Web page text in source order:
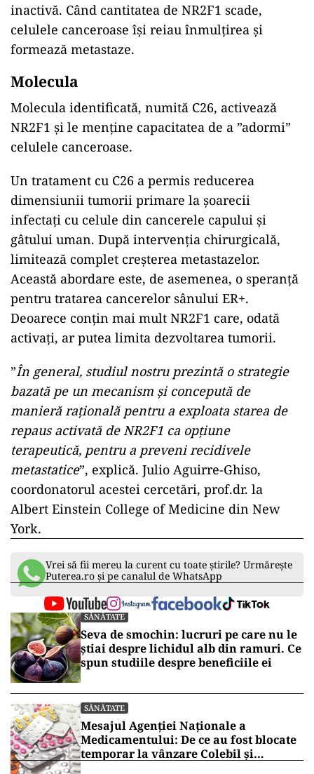
inactivă. Când cantitatea de NR2F1 scade,
celulele canceroase își reiau înmulțirea și
formează metastaze.
Molecula
Molecula identificată, numită C26, activează
NR2F1 și le menține capacitatea de a ”adormi”
celulele canceroase.
Un tratament cu C26 a permis reducerea
dimensiunii tumorii primare la șoarecii
infectați cu celule din cancerele capului și
gâtului uman. După intervenția chirurgicală,
limitează complet creșterea metastazelor.
Această abordare este, de asemenea, o speranță
pentru tratarea cancerelor sânului ER+.
Deoarece conțin mai mult NR2F1 care, odată
activați, ar putea limita dezvoltarea tumorii.
”În general, studiul nostru prezintă o strategie
bazată pe un mecanism și concepută de
manieră rațională pentru a exploata starea de
repaus activată de NR2F1 ca opțiune
terapeutică, pentru a preveni recidivele
metastatice”, explică. Julio Aguirre-Ghiso,
coordonatorul acestei cercetări, prof.dr. la
Albert Einstein College of Medicine din New
York.
Vrei să fii mereu la curent cu toate știrile? Urmărește
Puterea.ro și pe canalul de WhatsApp
SĂNĂTATE
Seva de smochin: lucruri pe care nu le
știai despre lichidul alb din ramuri. Ce
spun studiile despre beneficiile ei
SĂNĂTATE
Mesajul Agenției Naționale a
Medicamentului: De ce au fost blocate
temporar la vânzare Colebil și